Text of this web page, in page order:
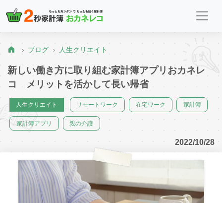
ブログ 人生クリエイト
新しい働き方に取り組む家計簿アプリおカネレ
コ メリットを活かして長い帰省
人生クリエイト リモートワーク 在宅ワーク 家計簿
家計簿アプリ 親の介護
2022/10/28